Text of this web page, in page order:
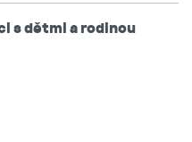
s dětmi a rodinou